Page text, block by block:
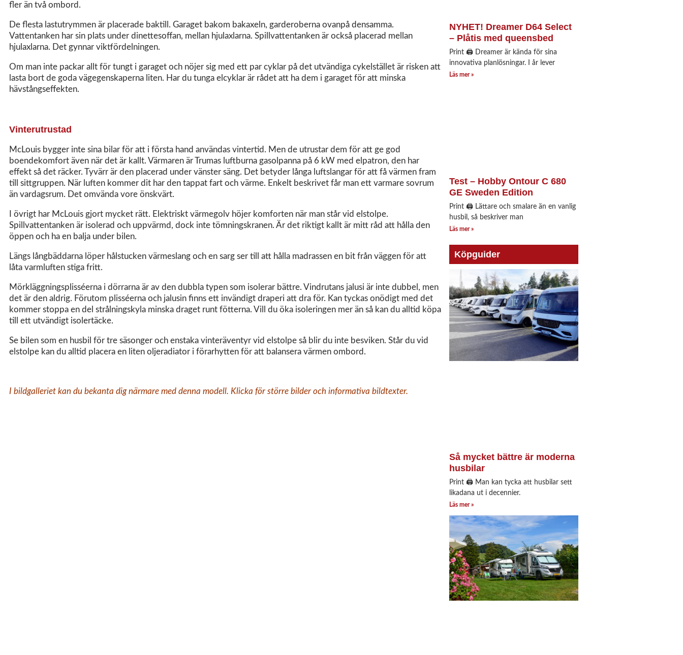
fler än två ombord.
De flesta lastutrymmen är placerade baktill. Garaget bakom bakaxeln, garderoberna ovanpå densamma.
Vattentanken har sin plats under dinettesoffan, mellan hjulaxlarna. Spillvattentanken är också placerad mellan
hjulaxlarna. Det gynnar viktfördelningen.
Om man inte packar allt för tungt i garaget och nöjer sig med ett par cyklar på det utvändiga cykelstället är risken att
lasta bort de goda vägegenskaperna liten. Har du tunga elcyklar är rådet att ha dem i garaget för att minska
hävstångseffekten.
Vinterutrustad
McLouis bygger inte sina bilar för att i första hand användas vintertid. Men de utrustar dem för att ge god
boendekomfort även när det är kallt. Värmaren är Trumas luftburna gasolpanna på 6 kW med elpatron, den har
effekt så det räcker. Tyvärr är den placerad under vänster säng. Det betyder långa luftslangar för att få värmen fram
till sittgruppen. När luften kommer dit har den tappat fart och värme. Enkelt beskrivet får man ett varmare sovrum
än vardagsrum. Det omvända vore önskvärt.
I övrigt har McLouis gjort mycket rätt. Elektriskt värmegolv höjer komforten när man står vid elstolpe.
Spillvattentanken är isolerad och uppvärmd, dock inte tömningskranen. Är det riktigt kallt är mitt råd att hålla den
öppen och ha en balja under bilen.
Längs långbäddarna löper hålstucken värmeslang och en sarg ser till att hålla madrassen en bit från väggen för att
låta varmluften stiga fritt.
Mörkläggningsplisséerna i dörrarna är av den dubbla typen som isolerar bättre. Vindrutans jalusi är inte dubbel, men
det är den aldrig. Förutom plisséerna och jalusin finns ett invändigt draperi att dra för. Kan tyckas onödigt med det
kommer stoppa en del strålningskyla minska draget runt fötterna. Vill du öka isoleringen mer än så kan du alltid köpa
till ett utvändigt isolertäcke.
Se bilen som en husbil för tre säsonger och enstaka vinteräventyr vid elstolpe så blir du inte besviken. Står du vid
elstolpe kan du alltid placera en liten oljeradiator i förarhytten för att balansera värmen ombord.
I bildgalleriet kan du bekanta dig närmare med denna modell. Klicka för större bilder och informativa bildtexter.
NYHET! Dreamer D64 Select
– Plåtis med queensbed
Print 🖨 Dreamer är kända för sina
innovativa planlösningar. I år lever
Läs mer »
Test – Hobby Ontour C 680
GE Sweden Edition
Print 🖨 Lättare och smalare än en vanlig
husbil, så beskriver man
Läs mer »
Köpguider
Så mycket bättre är moderna
husbilar
Print 🖨 Man kan tycka att husbilar sett
likadana ut i decennier.
Läs mer »